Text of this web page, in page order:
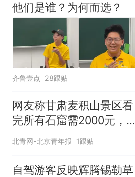
他们是谁？为何而选？
齐鲁壹点 28跟贴
网友称甘肃麦积山景区看
完所有石窟需2000元，景
区：部分石窟受特别保
北青网-北京青年报 1跟贴
自驾游客反映辉腾锡勒草